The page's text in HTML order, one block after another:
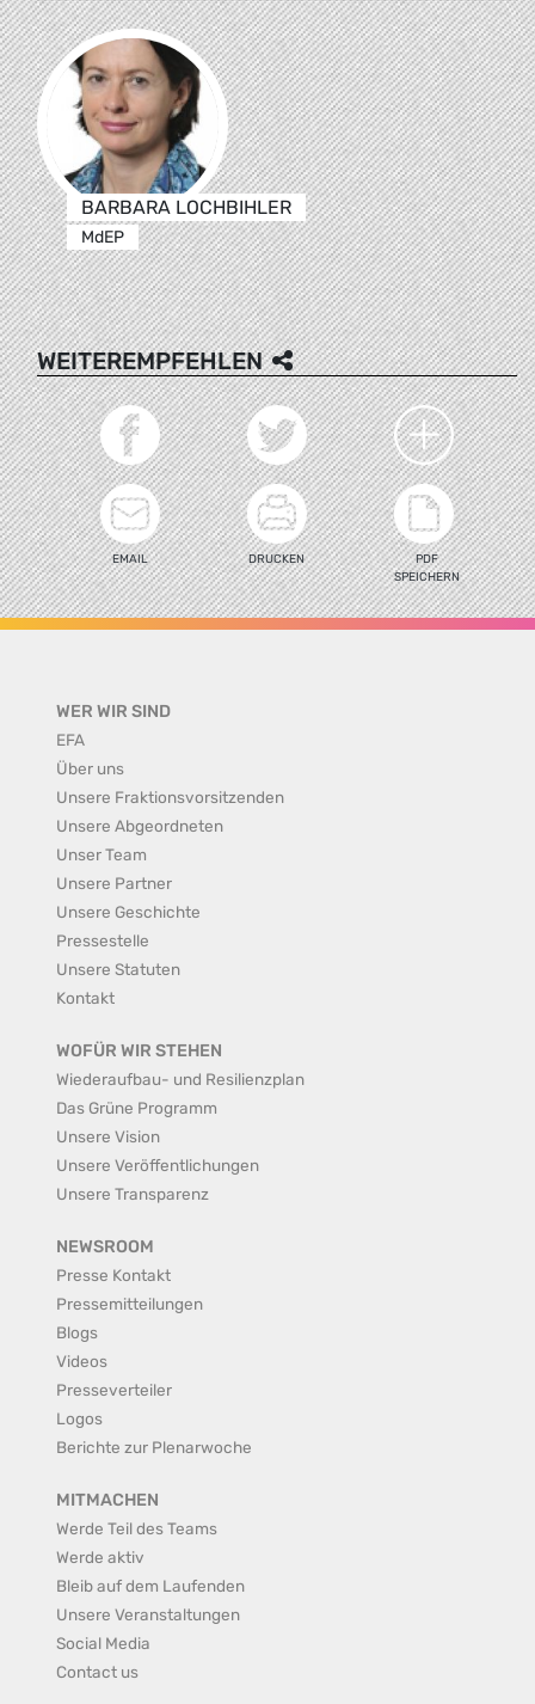
BARBARA LOCHBIHLER
MdEP
WEITEREMPFEHLEN
EMAIL DRUCKEN
PDF
SPEICHERN
WER WIR SIND
EFA
Über uns
Unsere Fraktionsvorsitzenden
Unsere Abgeordneten
Unser Team
Unsere Partner
Unsere Geschichte
Pressestelle
Unsere Statuten
Kontakt
WOFÜR WIR STEHEN
Wiederaufbau- und Resilienzplan
Das Grüne Programm
Unsere Vision
Unsere Veröffentlichungen
Unsere Transparenz
NEWSROOM
Presse Kontakt
Pressemitteilungen
Blogs
Videos
Presseverteiler
Logos
Berichte zur Plenarwoche
MITMACHEN
Werde Teil des Teams
Werde aktiv
Bleib auf dem Laufenden
Unsere Veranstaltungen
Social Media
Contact us